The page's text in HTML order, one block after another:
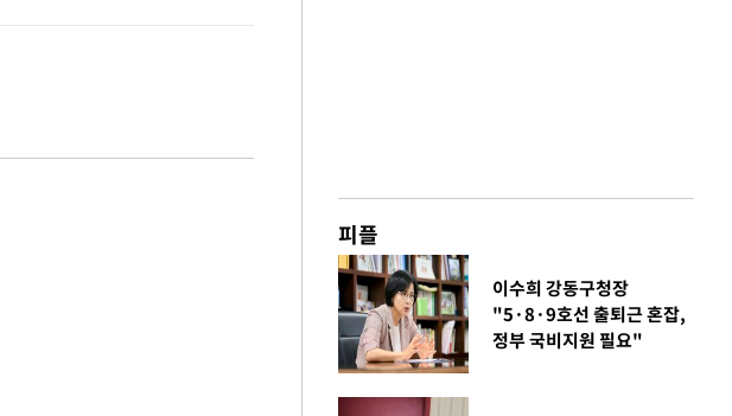
피플
이수희 강동구청장
"5·8·9호선 출퇴근 혼잡,
정부 국비지원 필요"